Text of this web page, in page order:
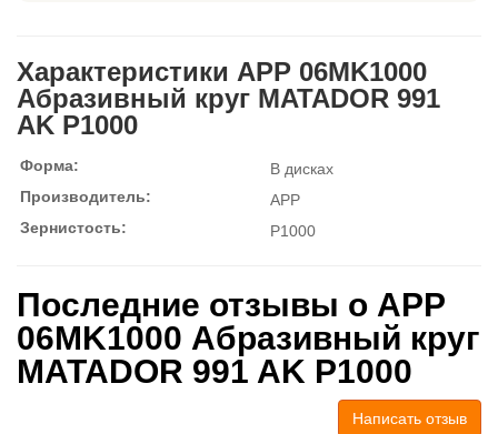
Характеристики APP 06MK1000
Абразивный круг MATADOR 991
AK P1000
Форма:
В дисках
Производитель:
APP
Зернистость:
P1000
Последние отзывы о APP
06MK1000 Абразивный круг
MATADOR 991 AK P1000
Написать отзыв